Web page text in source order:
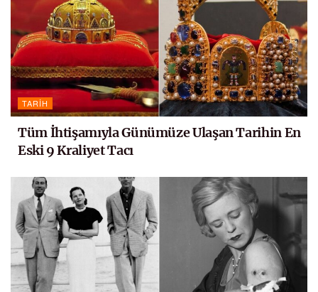
TARIH
Tüm İhtişamıyla Günümüze Ulaşan Tarihin En
Eski 9 Kraliyet Tacı